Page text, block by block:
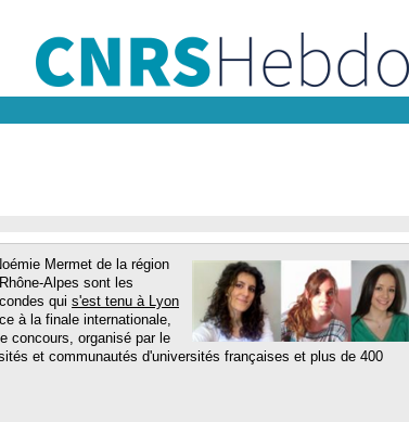
Mermet de la région
Alpes sont les
qui s'est tenu à Lyon
à la finale internationale,
concours, organisé par le
et communautés d'universités françaises et plus de 400